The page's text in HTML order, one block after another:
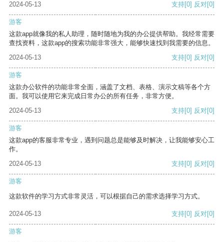
2024-05-13 支持[0] 反对[0]
游客
这款app就像我的私人助理，随时随地为我的办公提供帮助。我经常需要
查找资料，这款app的搜索功能非常强大，能够快速找到我需要的信息。
2024-05-13
支持[0] 反对[0]
游客
这款办公软件的功能非常全面，涵盖了文档、表格、演示文稿等各个方
面。我可以使用它来完成日常办公的所有任务，非常方便。
2024-05-13
支持[0] 反对[0]
游客
这款app的客服非常专业，遇到问题总是能够及时解决，让我能够安心工
作。
2024-05-13
支持[0] 反对[0]
游客
这款软件的学习方式非常灵活，可以根据自己的需求选择学习方式。
2024-05-13 支持[0] 反对[0]
游客